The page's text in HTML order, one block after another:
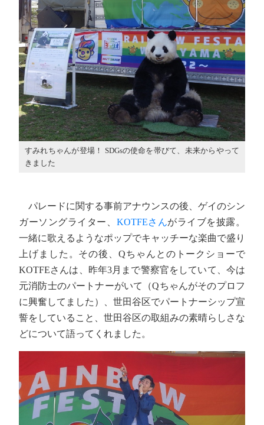
すみれちゃんが登場！ SDGsの使命を帯びて、未来からやって
きました
パレードに関する事前アナウンスの後、ゲイのシン
ガーソングライター、 KOTFEさんがライブを披露。
一緒に歌えるようなポップでキャッチーな楽曲で盛り
上げました。その後、Qちゃんとのトークショーで
KOTFEさんは、昨年3月まで警察官をしていて、今は
元消防士のパートナーがいて（Qちゃんがそのプロフ
に興奮してました）、世田谷区でパートナーシップ宣
誓をしていること、世田谷区の取組みの素晴らしさな
どについて語ってくれました。